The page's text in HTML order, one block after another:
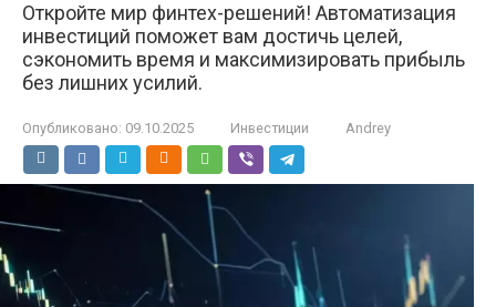
Откройте мир финтех-решений! Автоматизация
инвестиций поможет вам достичь целей,
сэкономить время и максимизировать прибыль
без лишних усилий.
Опубликовано: 09.10.2025 Инвестиции Andrey